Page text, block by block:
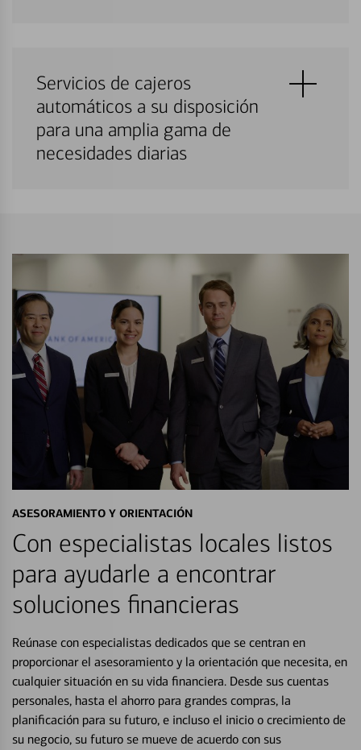
Servicios de cajeros
automáticos a su disposición
para una amplia gama de
necesidades diarias
ASESORAMIENTO Y ORIENTACIÓN
Con especialistas locales listos
para ayudarle a encontrar
soluciones financieras
Reúnase con especialistas dedicados que se centran en
proporcionar el asesoramiento y la orientación que necesita, en
cualquier situación en su vida financiera. Desde sus cuentas
personales, hasta el ahorro para grandes compras, la
planificación para su futuro, e incluso el inicio o crecimiento de
su negocio, su futuro se mueve de acuerdo con sus